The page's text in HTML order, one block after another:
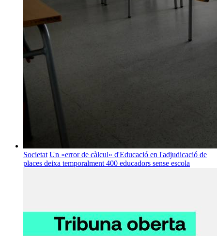
Societat Un «error de càlcul» d'Educació en l'adjudicació de
places deixa temporalment 400 educadors sense escola